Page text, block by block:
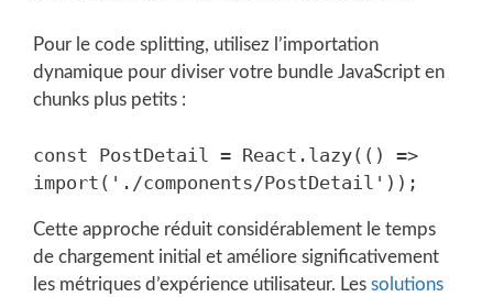
Pour le code splitting, utilisez l’importation
dynamique pour diviser votre bundle JavaScript en
chunks plus petits :
const PostDetail = React.lazy(() =>
Cette approche réduit considérablement le temps
de chargement initial et améliore significativement
les métriques d’expérience utilisateur. Les solutions